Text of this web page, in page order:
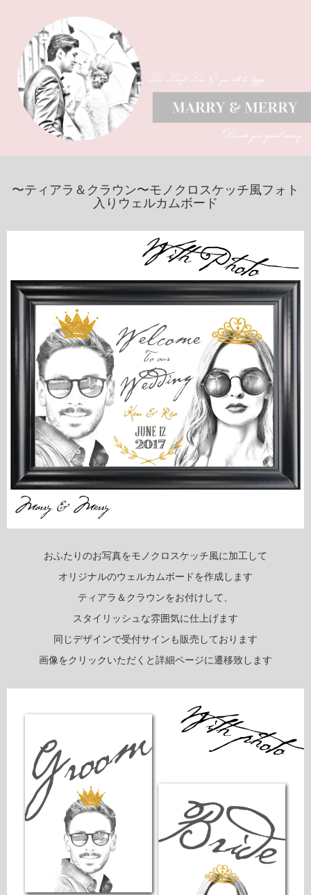
〜ティアラ＆クラウン〜モノクロスケッチ風フォト
入りウェルカムボード
おふたりのお写真をモノクロスケッチ風に加工して
オリジナルのウェルカムボードを作成します
ティアラ＆クラウンをお付けして、
スタイリッシュな雰囲気に仕上げます
同じデザインで受付サインも販売しております
画像をクリックいただくと詳細ページに遷移致します